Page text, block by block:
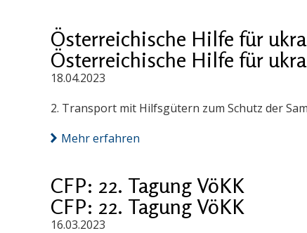
Österreichische Hilfe für
Österreichische Hilfe für
18.04.2023
2. Transport mit Hilfsgütern zum Schutz der
Mehr erfahren
CFP: 22. Tagung VöKK
CFP: 22. Tagung VöKK
16.03.2023